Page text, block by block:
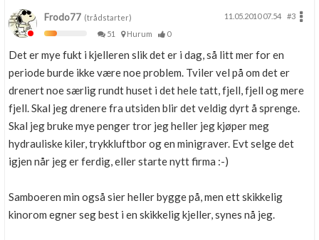
Frodo77 (trådstarter) 11.05.2010 07.54
#3
51
Hurum 0
Det er mye fukt i kjelleren slik det er i dag, så litt mer for en
periode burde ikke være noe problem. Tviler vel på om det er
drenert noe særlig rundt huset i det hele tatt, fjell, fjell og mere
fjell. Skal jeg drenere fra utsiden blir det veldig dyrt å sprenge.
Skal jeg bruke mye penger tror jeg heller jeg kjøper meg
hydrauliske kiler, trykkluftbor og en minigraver. Evt selge det
igjen når jeg er ferdig, eller starte nytt firma :-)
Samboeren min også sier heller bygge på, men ett skikkelig
kinorom egner seg best i en skikkelig kjeller, synes nå jeg.